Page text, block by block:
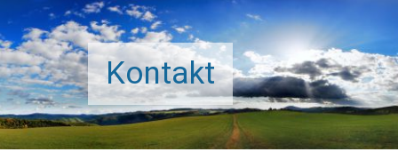
Kontakt